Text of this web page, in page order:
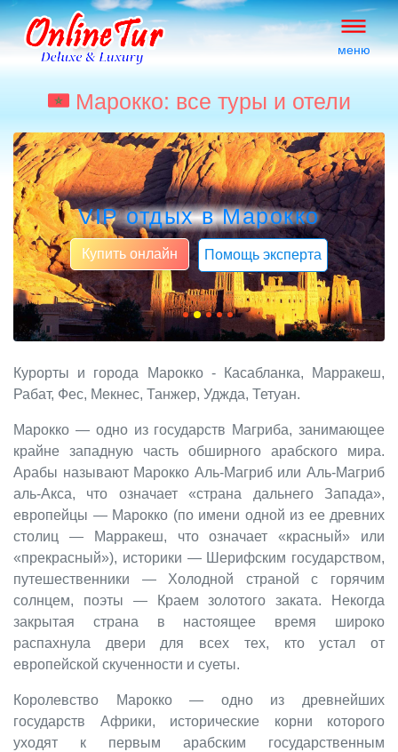
меню
Марокко: все туры и отели
VIP отдых в Марокко
Купить онлайн Помощь эксперта
Курорты и города Марокко - Касабланка, Марракеш,
Рабат, Фес, Мекнес, Танжер, Уджда, Тетуан.
Марокко — одно из государств Магриба, занимающее
крайне западную часть обширного арабского мира.
Арабы называют Марокко Аль-Магриб или Аль-Магриб
аль-Акса, что означает «страна дальнего Запада»,
европейцы — Марокко (по имени одной из ее древних
столиц — Марракеш, что означает «красный» или
«прекрасный»), историки — Шерифским государством,
путешественники — Холодной страной с горячим
солнцем, поэты — Краем золотого заката. Некогда
закрытая страна в настоящее время широко
распахнула двери для всех тех, кто устал от
европейской скученности и суеты.
Королевство Марокко — одно из древнейших
государств Африки, исторические корни которого
уходят к первым арабским государственным